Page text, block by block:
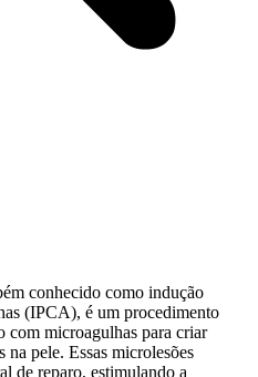
conhecido como indução
(IPCA), é um procedimento
com microagulhas para criar
na pele. Essas microlesões
de reparo, estimulando a